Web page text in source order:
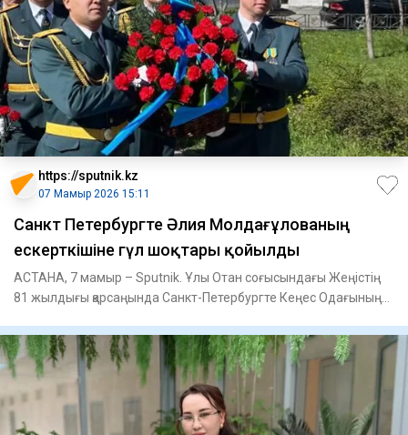
https://sputnik.kz
07 Мамыр 2026 15:11
Санкт Петербургте Әлия Молдағұлованың
ескерткішіне гүл шоқтары қойылды
АСТАНА, 7 мамыр – Sputnik. Ұлы Отан соғысындағы Жеңістің
81 жылдығы қарсаңында Санкт-Петербургте Кеңес Одағының